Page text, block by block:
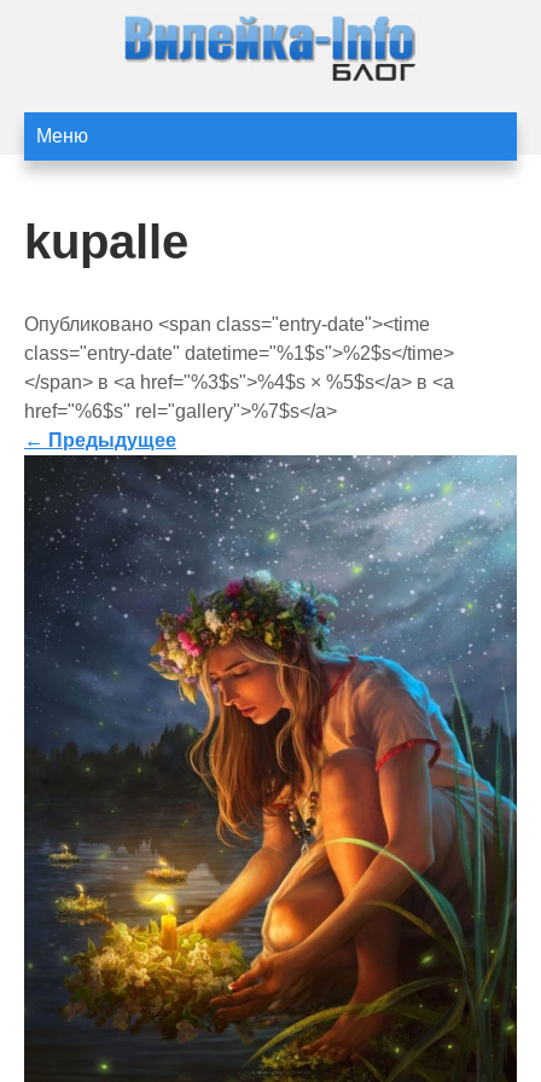
Статьи и новости
сайта Вилейка-Info
Статьи и новости Вилейки
Меню
kupalle
Опубликовано <span class="entry-date"><time
class="entry-date" datetime="%1$s">%2$s</time>
</span> в <a href="%3$s">%4$s × %5$s</a> в <a
href="%6$s" rel="gallery">%7$s</a>
← Предыдущее